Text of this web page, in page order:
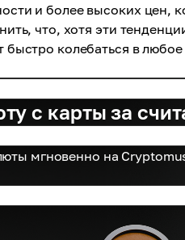
и более высоких цен,
что, хотя эти
колебаться в
с карты за
мгновенно на